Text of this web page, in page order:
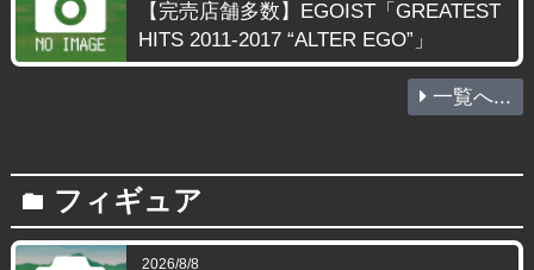
【完売店舗多数】EGOIST「GREATEST
HITS 2011-2017 “ALTER EGO”」
一覧へ...
folder フィギュア
2026/8/8